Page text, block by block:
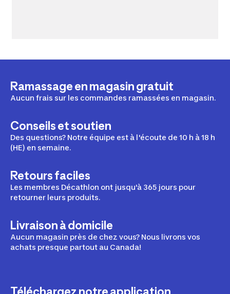
Ramassage en magasin gratuit
Aucun frais sur les commandes ramassées en magasin.
Conseils et soutien
Des questions? Notre équipe est à l'écoute de 10 h à 18 h
(HE) en semaine.
Retours faciles
Les membres Décathlon ont jusqu'à 365 jours pour
retourner leurs produits.
Livraison à domicile
Aucun magasin près de chez vous? Nous livrons vos
achats presque partout au Canada!